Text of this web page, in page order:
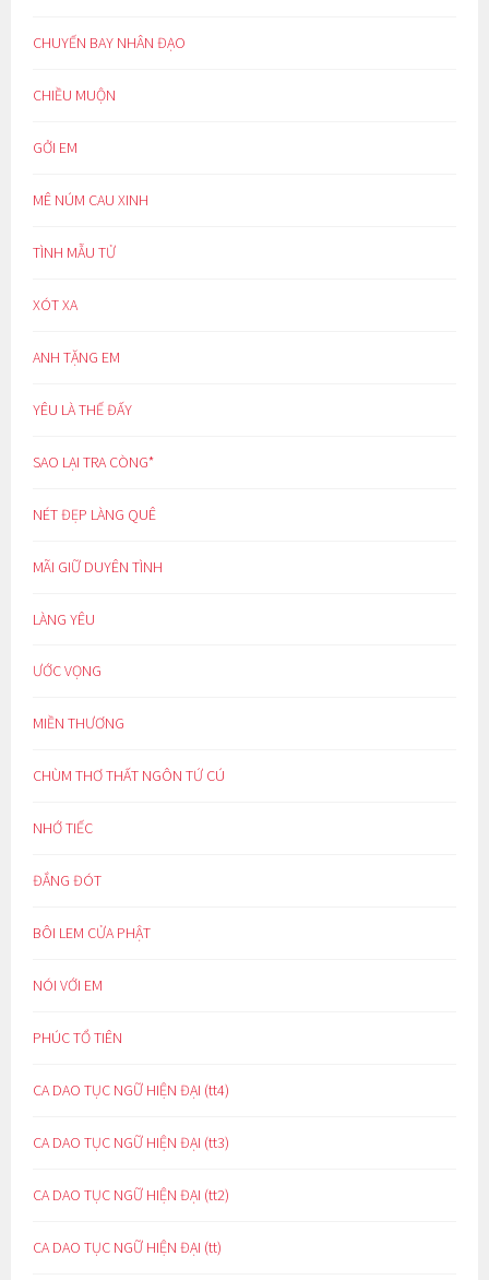
CHUYẾN BAY NHÂN ĐẠO
CHIỀU MUỘN
GỞI EM
MÊ NÚM CAU XINH
TÌNH MẪU TỬ
XÓT XA
ANH TẶNG EM
YÊU LÀ THẾ ĐẤY
SAO LẠI TRA CÒNG*
NÉT ĐẸP LÀNG QUÊ
MÃI GIỮ DUYÊN TÌNH
LÀNG YÊU
ƯỚC VỌNG
MIỀN THƯƠNG
CHÙM THƠ THẤT NGÔN TỨ CÚ
NHỚ TIẾC
ĐẮNG ĐÓT
BÔI LEM CỬA PHẬT
NÓI VỚI EM
PHÚC TỔ TIÊN
CA DAO TỤC NGỮ HIỆN ĐẠI (tt4)
CA DAO TỤC NGỮ HIỆN ĐẠI (tt3)
CA DAO TỤC NGỮ HIỆN ĐẠI (tt2)
CA DAO TỤC NGỮ HIỆN ĐẠI (tt)